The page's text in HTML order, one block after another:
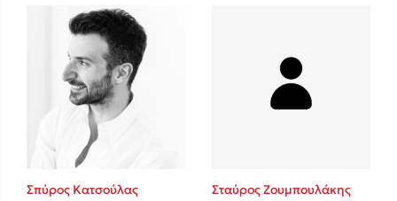
Δανάη Δεληγεώργη
Πάνω, κάτω, μπροστά, πίσω
Σπύρος Κατσούλας Σταύρος Ζουμπουλάκης